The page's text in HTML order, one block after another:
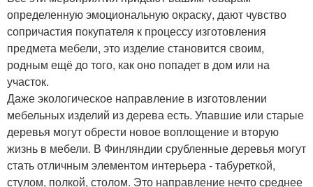
определенную эмоциональную окраску, дают чувство
сопричастия покупателя к процессу изготовления
предмета мебели, это изделие становится своим,
родным ещё до того, как оно попадет в дом или на
участок.
Даже экологическое направление в изготовлении
мебельных изделий из дерева есть. Упавшие или старые
деревья могут обрести новое воплощение и вторую
жизнь в мебели. В Финляндии срубленные деревья могут
стать отличным элементом интерьера - табуреткой,
стулом, полкой, столом. Это направление нечто среднее